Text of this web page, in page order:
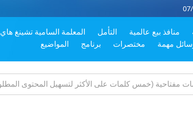
المعلمة السامية تشينغ هاي التأمل منافذ بيع عالمية
المواضيع
برنامج مختصرات مهمة